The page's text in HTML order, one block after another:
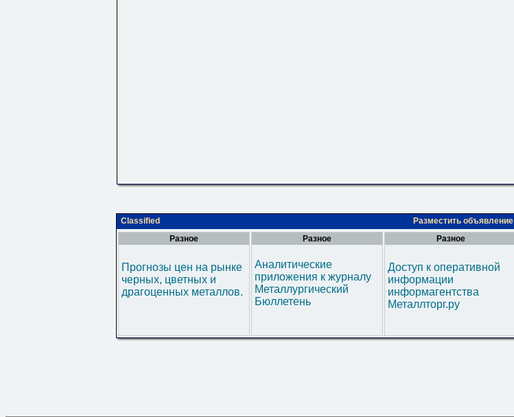
Classified
Разместить объявление
Разное
Прогнозы цен на рынке
черных, цветных и
драгоценных металлов.
Разное
Аналитические
приложения к журналу
Металлургический
Бюллетень
Разное
Доступ к оперативной
информации
информагентства
Металлторг.ру